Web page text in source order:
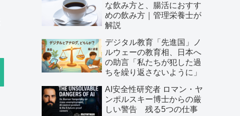
な飲み方と、腸活におすす
めの飲み方｜管理栄養士が
解説
デジタル教育「先進国」ノ
ルウェーの教育相、日本へ
の助言「私たちが犯した過
ちを繰り返さないように」
AI安全性研究者 ロマン・ヤ
ンポルスキー博士からの厳
しい警告 残る5つの仕事